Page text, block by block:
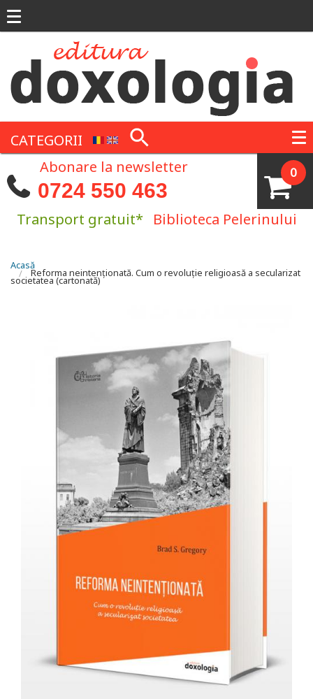
CATEGORII
0
Abonare la newsletter
0724 550 463
Transport gratuit* Biblioteca Pelerinului
Eşti aici
Acasă
Reforma neintenționată. Cum o revoluție religioasă a secularizat
societatea (cartonată)